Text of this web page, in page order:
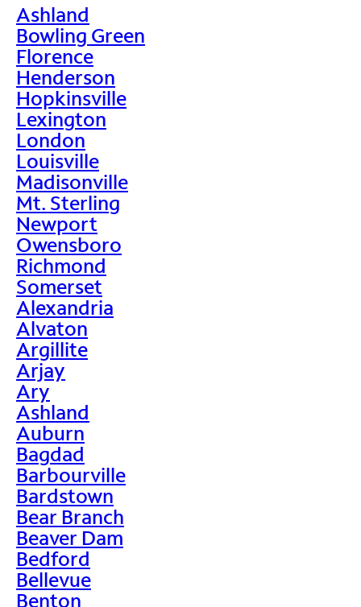
Ashland
Bowling Green
Florence
Henderson
Hopkinsville
Lexington
London
Louisville
Madisonville
Mt. Sterling
Newport
Owensboro
Richmond
Somerset
Alexandria
Alvaton
Argillite
Arjay
Ary
Ashland
Auburn
Bagdad
Barbourville
Bardstown
Bear Branch
Beaver Dam
Bedford
Bellevue
Benton